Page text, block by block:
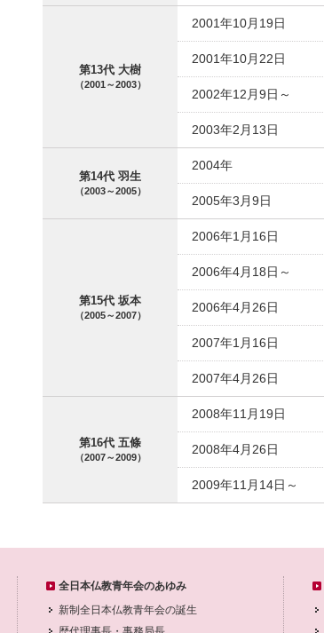
第13代 大樹
（2001～2003）
2001年10月19日
2001年10月22日
2002年12月9日～
2003年2月13日
第14代 羽生
（2003～2005）
2004年
2005年3月9日
第15代 坂本
（2005～2007）
2006年1月16日
2006年4月18日～
2006年4月26日
2007年1月16日
2007年4月26日
第16代 五條
（2007～2009）
2008年11月19日
2008年4月26日
2009年11月14日～
全日本仏教青年会のあゆみ
新制全日本仏教青年会の誕生